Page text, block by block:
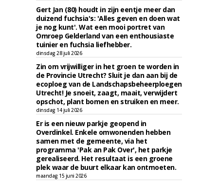
Gert Jan (80) houdt in zijn eentje meer dan
duizend fuchsia's: 'Alles geven en doen wat
je nog kunt'. Wat een mooi portret van
Omroep Gelderland van een enthousiaste
tuinier en fuchsia liefhebber.
dinsdag 28 juli 2026
Zin om vrijwilliger in het groen te worden in
de Provincie Utrecht? Sluit je dan aan bij de
ecoploeg van de Landschapsbeheerploegen
Utrecht! Je snoeit, zaagt, maait, verwijdert
opschot, plant bomen en struiken en meer.
dinsdag 14 juli 2026
Er is een nieuw parkje geopend in
Overdinkel. Enkele omwonenden hebben
samen met de gemeente, via het
programma 'Pak an Pak Over', het parkje
gerealiseerd. Het resultaat is een groene
plek waar de buurt elkaar kan ontmoeten.
maandag 15 juni 2026